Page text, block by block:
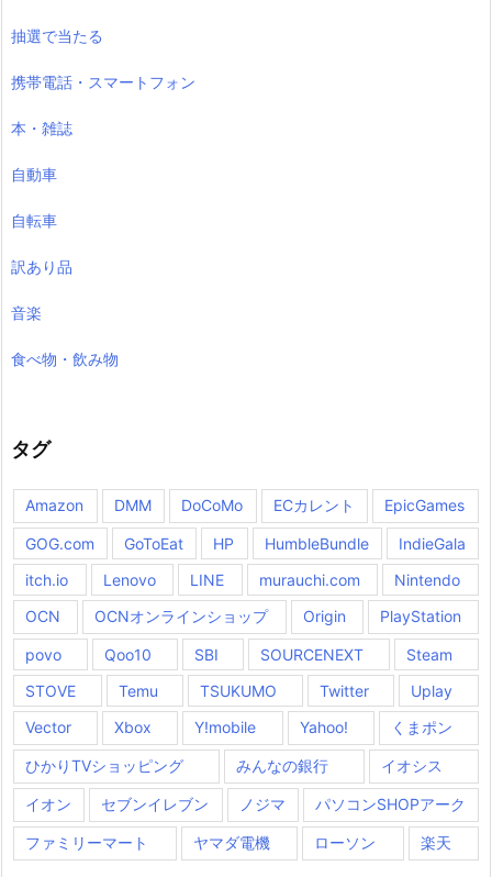
抽選で当たる
携帯電話・スマートフォン
本・雑誌
自動車
自転車
訳あり品
音楽
食べ物・飲み物
タグ
Amazon DMM DoCoMo ECカレント EpicGames
GOG.com GoToEat HP HumbleBundle
IndieGala
itch.io
Lenovo LINE murauchi.com
Nintendo
OCN
OCNオンラインショップ Origin PlayStation
povo Qoo10 SBI SOURCENEXT
Steam
STOVE
Temu TSUKUMO Twitter
Uplay
Vector
Xbox Y!mobile Yahoo! くまポン
ひかりTVショッピング みんなの銀行 イオシス
イオン セブンイレブン ノジマ パソコンSHOPアーク
ファミリーマート ヤマダ電機 ローソン 楽天